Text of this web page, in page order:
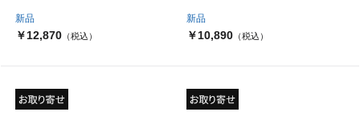
新品
￥12,870 （税込）
新品
￥10,890（税込）